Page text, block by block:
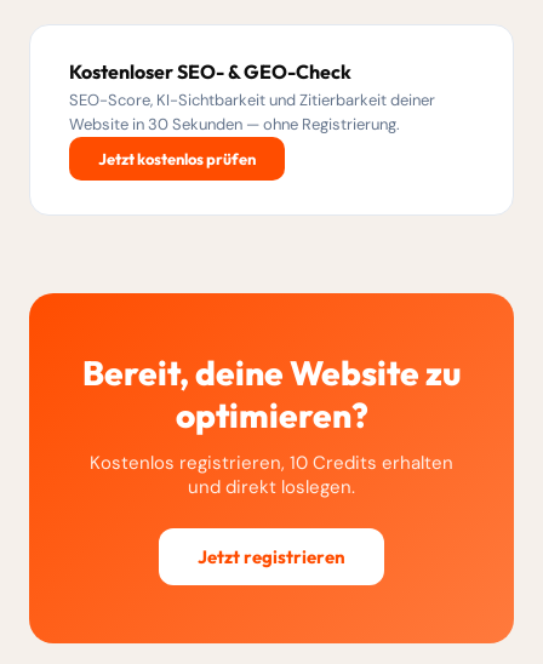
Kostenloser SEO- & GEO-Check
SEO-Score, KI-Sichtbarkeit und Zitierbarkeit deiner
Website in 30 Sekunden — ohne Registrierung.
Jetzt kostenlos prüfen
Bereit, deine Website zu
optimieren?
Kostenlos registrieren, 10 Credits erhalten
und direkt loslegen.
Jetzt registrieren